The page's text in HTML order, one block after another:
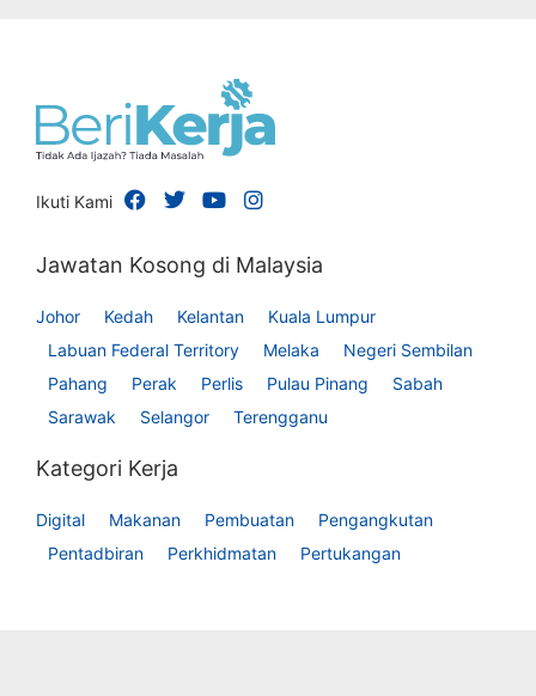
Ikuti Kami
Jawatan Kosong di Malaysia
Johor Kedah Kelantan
Kuala Lumpur
Labuan Federal Territory
Melaka
Negeri Sembilan
Pahang
Perak Perlis Pulau Pinang
Sabah
Sarawak
Selangor Terengganu
Kategori Kerja
Digital Makanan Pembuatan
Pengangkutan
Pentadbiran
Perkhidmatan Pertukangan